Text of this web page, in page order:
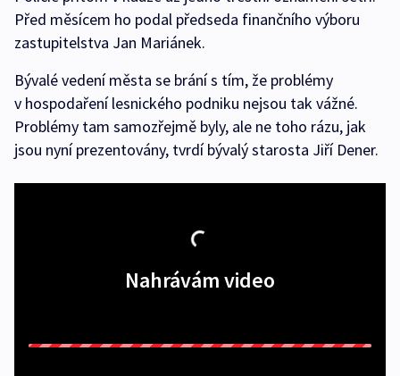
Před měsícem ho podal předseda finančního výboru
zastupitelstva Jan Mariánek.
Bývalé vedení města se brání s tím, že problémy
v hospodaření lesnického podniku nejsou tak vážné.
Problémy tam samozřejmě byly, ale ne toho rázu, jak
jsou nyní prezentovány, tvrdí bývalý starosta Jiří Dener.
Nahrávám video